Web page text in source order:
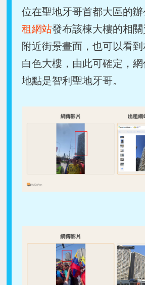
位在聖地牙哥首都大區的
租網站發布該棟大樓的相
附近街景畫面，也可以看
白色大樓，由此可確定，
地點是智利聖地牙哥。